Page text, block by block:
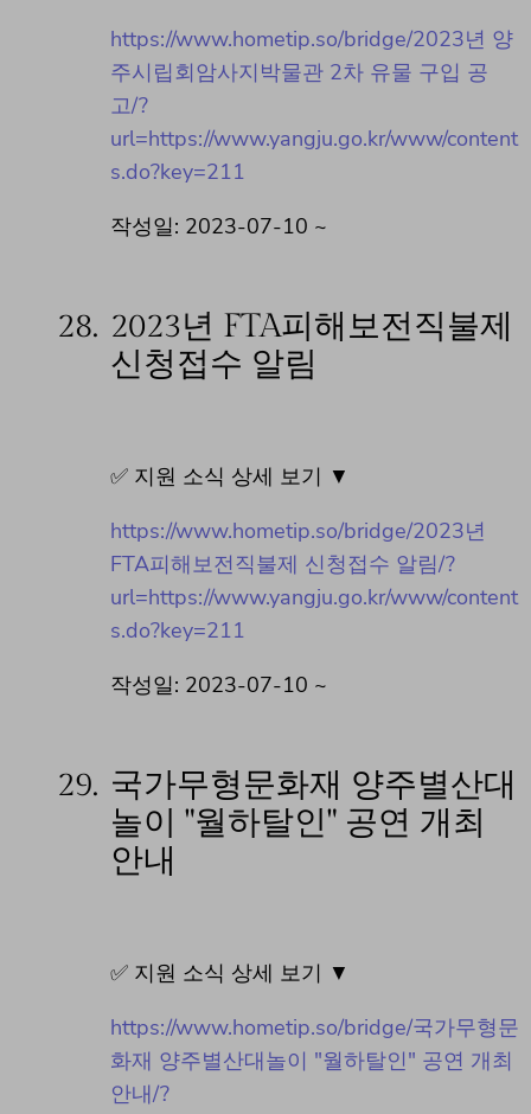
https://www.hometip.so/bridge/2023년 양
주시립회암사지박물관 2차 유물 구입 공
고/?
url=https://www.yangju.go.kr/www/content
s.do?key=211
작성일: 2023-07-10 ~
28. 2023년 FTA피해보전직불제
신청접수 알림
✅ 지원 소식 상세 보기 ▼
https://www.hometip.so/bridge/2023년
FTA피해보전직불제 신청접수 알림/?
url=https://www.yangju.go.kr/www/content
s.do?key=211
작성일: 2023-07-10 ~
29. 국가무형문화재 양주별산대
놀이 "월하탈인" 공연 개최
안내
✅ 지원 소식 상세 보기 ▼
https://www.hometip.so/bridge/국가무형문
화재 양주별산대놀이 "월하탈인" 공연 개최
안내/?